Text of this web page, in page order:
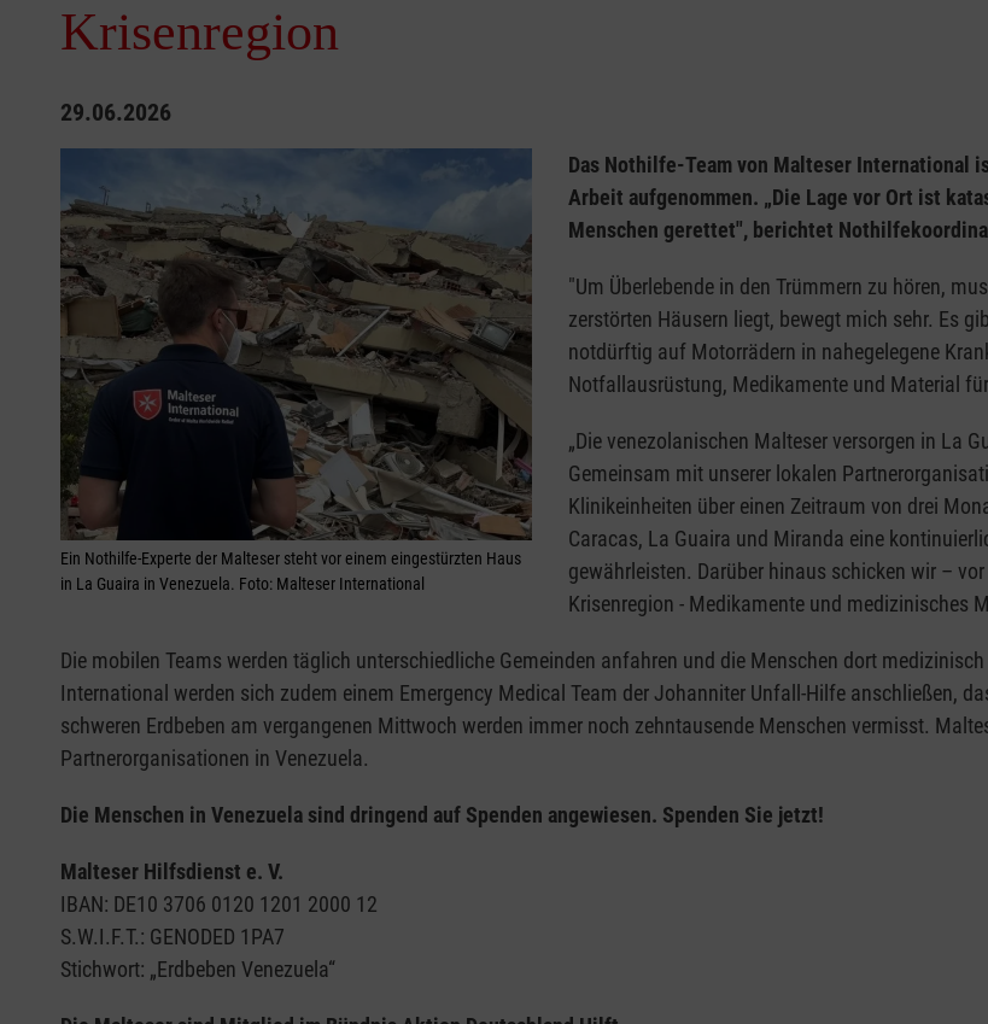
Krisenregion
29.06.2026
Ein Nothilfe-Experte der Malteser steht vor einem eingestürzten Haus
in La Guaira in Venezuela. Foto: Malteser International
Das Nothilfe-Team von Malteser International
Arbeit aufgenommen. „Die Lage vor Ort ist
Menschen gerettet", berichtet
"Um Überlebende in den Trümmern zu hören,
zerstörten Häusern liegt, bewegt mich sehr. Es
notdürftig auf Motorrädern in nahegelegene
Notfallausrüstung, Medikamente und Material
„Die venezolanischen Malteser versorgen in La
Gemeinsam mit unserer lokalen
Klinikeinheiten über einen Zeitraum von drei
Caracas, La Guaira und Miranda eine
gewährleisten. Darüber hinaus schicken wir –
Krisenregion - Medikamente und medizinisches
Die mobilen Teams werden täglich unterschiedliche Gemeinden anfahren und die Menschen dort
International werden sich zudem einem Emergency Medical Team der Johanniter Unfall-Hilfe anschließen,
schweren Erdbeben am vergangenen Mittwoch werden immer noch zehntausende Menschen vermisst.
Partnerorganisationen in Venezuela.
Die Menschen in Venezuela sind dringend auf Spenden angewiesen. Spenden Sie jetzt!
Malteser Hilfsdienst e. V.
IBAN: DE10 3706 0120 1201 2000 12
S.W.I.F.T.: GENODED 1PA7
Stichwort: „Erdbeben Venezuela“